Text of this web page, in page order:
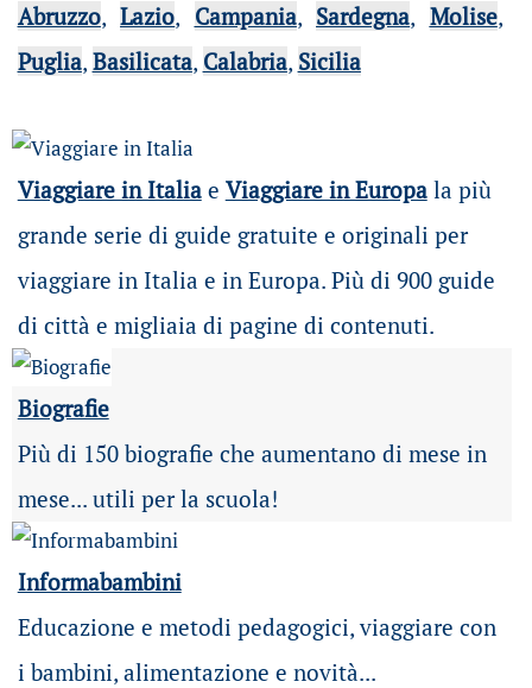
Abruzzo,Lazio, Campania, Sardegna, Molise,
Puglia, Basilicata, Calabria, Sicilia
Viaggiare in Italiae Viaggiare in Europala più
grande serie di guide gratuite e originali per
viaggiare in Italia e in Europa. Più di 900 guide
di città e migliaia di pagine di contenuti.
Biografie
Più di 150 biografie che aumentano di mese in
mese... utili per la scuola!
Informabambini
Educazione e metodi pedagogici, viaggiare con
i bambini, alimentazione e novità...